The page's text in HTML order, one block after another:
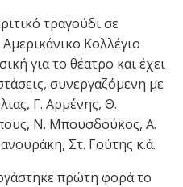
τραγούδι σε
Κολλέγιο
για το θέατρο και έχει
συνεργαζόμενη με
Γ. Αρμένης, Θ.
Ν. Μπουσδούκος, Α.
Στ. Γούτης κ.ά.
πρώτη φoρά το